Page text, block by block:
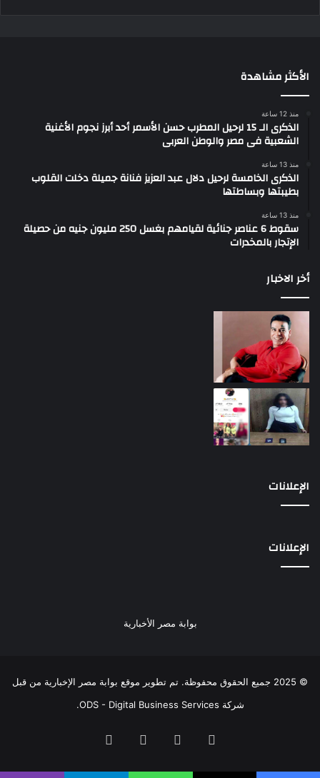
الأكثر مشاهدة
منذ 12 ساعة
الذكرى الـ 15 لرحيل المطرب حسن الأسمر أحد أبرز نجوم الأغنية
الشعبية فى مصر والوطن العربى
منذ 13 ساعة
الذكرى الخامسة لرحيل دلال عبد العزيز فنانة جميلة دخلت القلوب
بطيبتها وبساطتها
منذ 13 ساعة
سقوط 6 عناصر جنائية لقيامهم بغسل 250 مليون جنيه من حصيلة
الإتجار بالمخدرات
أخر الاخبار
الإعلانات
الإعلانات
بوابة مصر الأخبارية
© 2025 جميع الحقوق محفوظة. تم تطوير موقع بوابة مصر الإخبارية من قبل
شركة ODS - Digital Business Services
.
فيسبوك ‫YouTube